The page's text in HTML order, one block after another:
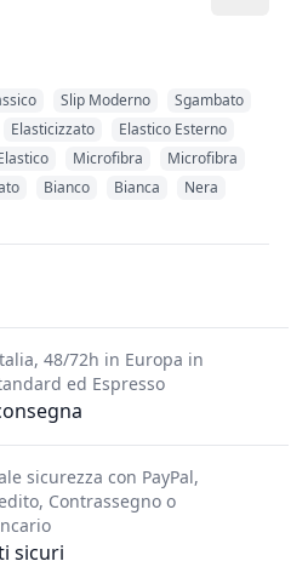
Slip Moderno
Sgambato
Elasticizzato
Elastico Esterno
Microfibra
Microfibra
Bianco Bianca
Nera
48/72h in Europa in
ed Espresso
sicuri
sicurezza con PayPal,
Contrassegno o